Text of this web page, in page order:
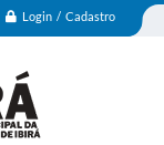
Login / Cadastro